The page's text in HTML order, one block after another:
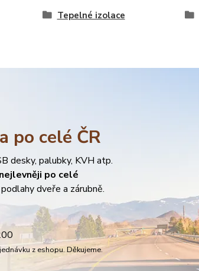
Tepelné izolace
po celé ČR
desky, palubky, KVH atp.
po celé
dveře a zárubně.
z eshopu. Děkujeme.